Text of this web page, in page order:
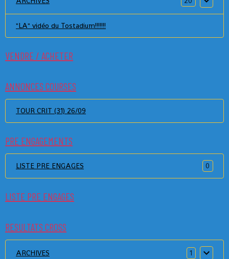
"LA" vidéo du Tostadium!!!!!!!
VENDRE / ACHETER
ANNONCES COURSES
TOUR CRIT (31) 26/09
PRE ENGAGEMENTS
LISTE PRE ENGAGES 0
LISTE PRE ENGAGES
RESULTATS CROSS
ARCHIVES 1